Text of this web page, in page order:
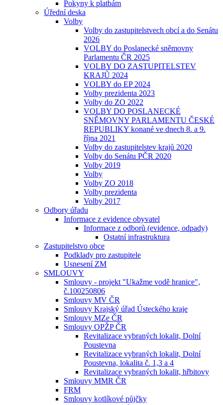
Pokyny k platbám
Úřední deska
Volby
Volby do zastupitelstvech obcí a do Senátu
2026
VOLBY do Poslanecké sněmovny
Parlamentu ČR 2025
VOLBY DO ZASTUPITELSTEV
KRAJŮ 2024
VOLBY do EP 2024
Volby prezidenta 2023
Volby do ZO 2022
VOLBY DO POSLANECKÉ
SNĚMOVNY PARLAMENTU ČESKÉ
REPUBLIKY konané ve dnech 8. a 9.
října 2021
Volby do zastupitelstev krajů 2020
Volby do Senátu PČR 2020
Volby 2019
Volby
Volby ZO 2018
Volby prezidenta
Volby 2017
Odbory úřadu
Informace z evidence obyvatel
Informace z odborů (evidence, odpady)
Ostatní infrastruktura
Zastupitelstvo obce
Podklady pro zastupitele
Usnesení ZM
SMLOUVY
Smlouvy - projekt "Ukažme vodě hranice",
č.100250806
Smlouvy MV ČR
Smlouvy Krajský úřad Ústeckého kraje
Smlouvy MZe ČR
Smlouvy OPŽP ČR
Revitalizace vybraných lokalit, Dolní
Poustevna
Revitalizace vybraných lokalit, Dolní
Poustevna, lokalita č. 1,3 a 4
Revitalizace vybraných lokalit, hřbitovy
Smlouvy MMR ČR
FRM
Smlouvy kotlíkové půjčky